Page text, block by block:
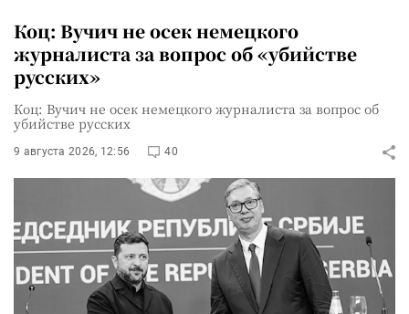
Коц: Вучич не осек немецкого
журналиста за вопрос об «убийстве
русских»
Коц: Вучич не осек немецкого журналиста за вопрос об
убийстве русских
9 августа 2026, 12:56 40